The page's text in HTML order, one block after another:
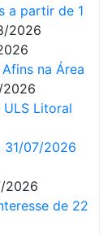
a partir de 1
2026
na Área
Litoral
31/07/2026
2026
de 22